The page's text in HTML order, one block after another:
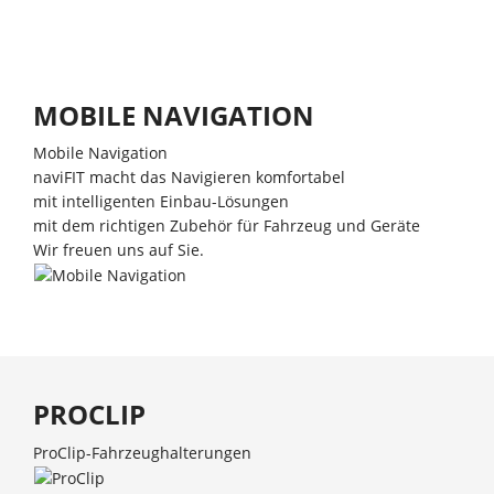
MOBILE NAVIGATION
Mobile Navigation
naviFIT macht das Navigieren komfortabel
mit intelligenten Einbau-Lösungen
mit dem richtigen Zubehör für Fahrzeug und Geräte
Wir freuen uns auf Sie.
PROCLIP
ProClip-Fahrzeughalterungen